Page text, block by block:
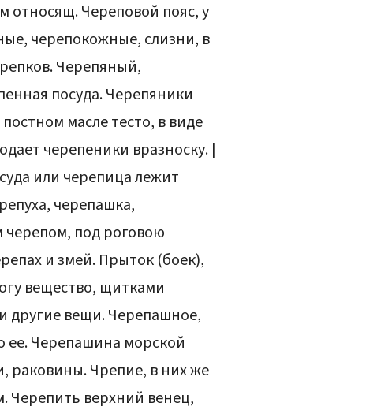
относящ. Череповой пояс, у
черепокожные, слизни, в
Черепяный,
посуда. Черепяники
масле тесто, в виде
черепеники вразноску. |
или черепица лежит
черепашка,
черепом, под роговою
и змей. Прыток (боек),
вещество, щитками
другие вещи. Черепашное,
ее. Черепашина морской
раковины. Чрепие, в них же
Черепить верхний венец,